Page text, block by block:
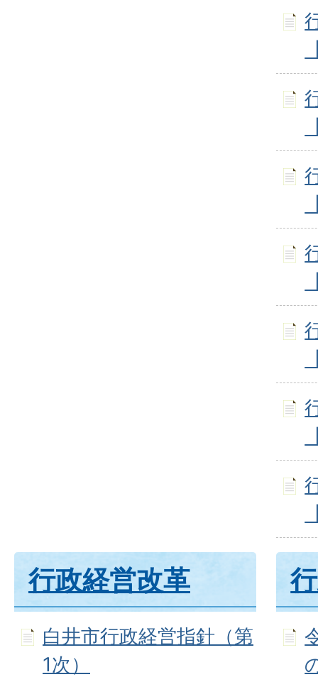
行政経営改革
白井市行政経営指針（第
1次）